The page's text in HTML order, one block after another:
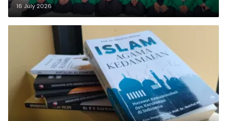
Sukamanah
16 July 2026